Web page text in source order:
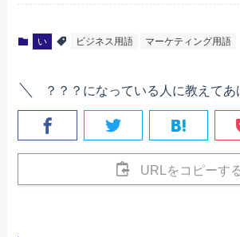
い ビジネス用語 マーケティング用語
？？？になっている人に教えて
URLをコピーす